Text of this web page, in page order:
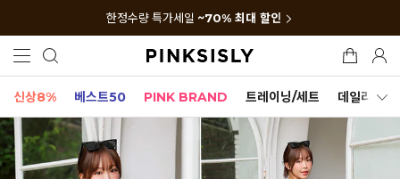
한정수량 특가세일 ~70% 최대 할인
신상8% 베스트50 PINK BRAND 트레이닝/세트 데일리세트